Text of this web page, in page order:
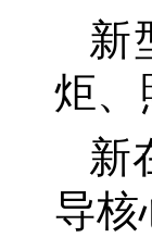
新
炬、
新
导核